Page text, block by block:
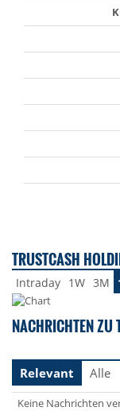
TRUSTCASH
Intraday 1W 3M
NACHRICHTEN ZU
Relevant
Alle
Keine Nachrichten